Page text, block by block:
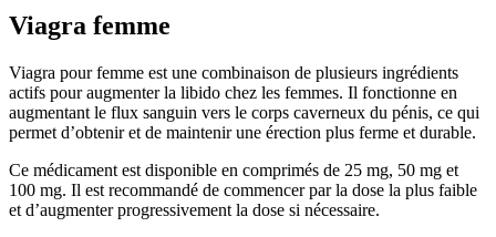
Viagra femme
Viagra pour femme est une combinaison de plusieurs ingrédients
actifs pour augmenter la libido chez les femmes. Il fonctionne en
augmentant le flux sanguin vers le corps caverneux du pénis, ce qui
permet d’obtenir et de maintenir une érection plus ferme et durable.
Ce médicament est disponible en comprimés de 25 mg, 50 mg et
100 mg. Il est recommandé de commencer par la dose la plus faible
et d’augmenter progressivement la dose si nécessaire.